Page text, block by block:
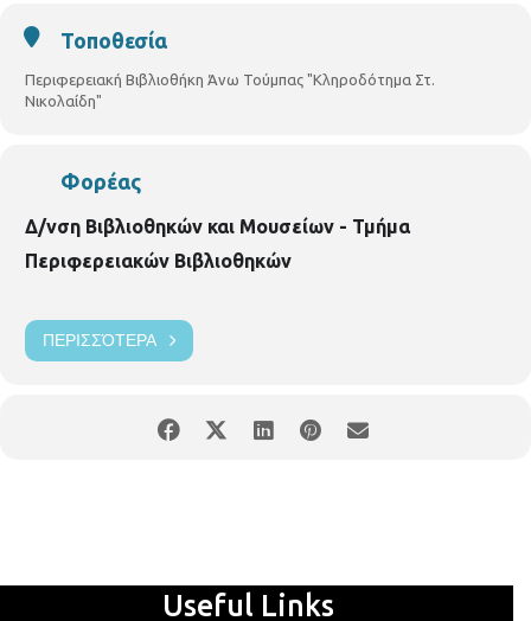
Συμμετοχή δηλώνετε από
Τούμπας, Γρ. Λαμπράκη 187, τηλ.2310950370
Τοποθεσία
Περιφερειακή Βιβλιοθήκη Άνω Τούμπας "Κληροδότημα Στ.
Νικολαίδη"
Φορέας
Δ/νση Βιβλιοθηκών και Μουσείων - Τμήμα
Περιφερειακών Βιβλιοθηκών
ΠΕΡΙΣΣΌΤΕΡΑ
Useful Links